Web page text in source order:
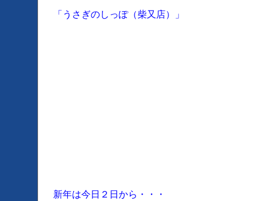
「うさぎのしっぽ（柴又店）」
新年は今日２日から・・・